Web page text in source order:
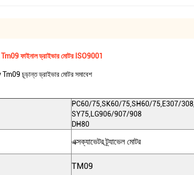
ফাইনাল ড্রাইভার মোটর ISO9001
চূড়ান্ত ড্রাইভার মোটর সমাবেশ
PC60/75,SK60/75,SH60/75,E307/308,
SY75,LG906/907/908
DH80
এক্সক্যাভেটর ট্র্যাভেল মোটর
TM09